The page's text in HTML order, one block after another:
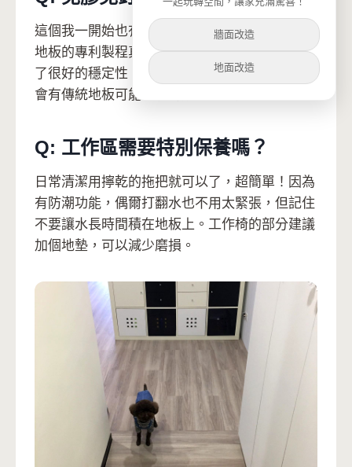
這個我一開始也有疑慮，但實際使用後發現歐巴
地板的專利製程真的不是蓋的。5mm的厚度提供
了很好的穩定性，而且因為是免膠免釘，反而不
會有傳統地板可能出現的膠水老化問題。
Q: 工作區需要特別保養嗎？
日常清潔用擰乾的拖把就可以了，超簡單！因為
有防潮功能，偶爾打翻水也不用太緊張，但記住
不要讓水長時間積在地板上。工作椅的部分建議
加個地墊，可以減少磨損。
牆面改造
地面改造